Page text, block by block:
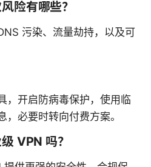
险有哪些？
污染、流量劫持，以及可
，开启防病毒保护，使用临
必要时转向付费方案。
VPN 吗？